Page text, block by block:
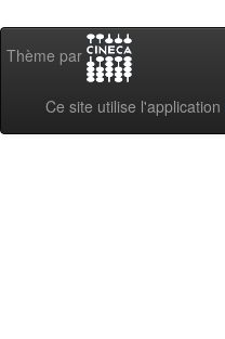
Thème par
Ce site utilise l'application